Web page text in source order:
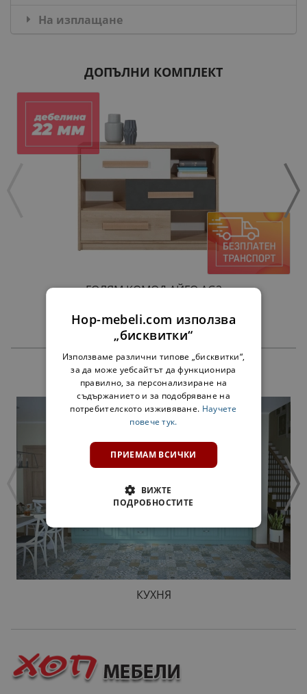
На изплащане
ДОПЪЛНИ КОМПЛЕКТ
ГОЛЯМ КОМOД АЙГО AG2
ПРОДУКТИ
КУХНЯ
Hop-mebeli.com използва
„бисквитки“
Използваме различни типове „бисквитки“,
за да може уебсайтът да функционира
правилно, за персонализиране на
съдържанието и за подобряване на
потребителското изживяване. Научете
повече тук.
ПРИЕМАМ ВСИЧКИ
ВИЖТЕ
ПОДРОБНОСТИТЕ